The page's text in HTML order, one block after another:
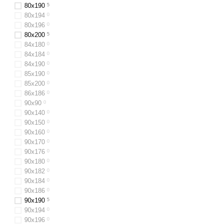
80x190 5
80х194 0
80х196 0
80x200 5
84х180 0
84x184 0
84х190 0
85х190 0
85х200 0
86х186 0
90х90 0
90х140 0
90x150 0
90x160 0
90х170 0
90х176 0
90x180 0
90х182 0
90х184 0
90x186 0
90x190 5
90х194 0
90x196 0